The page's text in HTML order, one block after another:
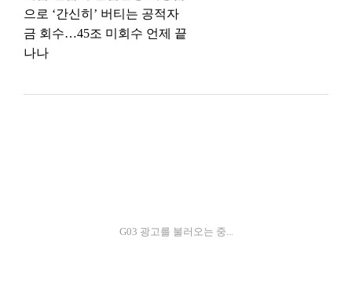
으로 ‘간신히’ 버티는 공적자
금 회수…45조 미회수 언제 끝
나나
G03 광고를 불러오는 중...